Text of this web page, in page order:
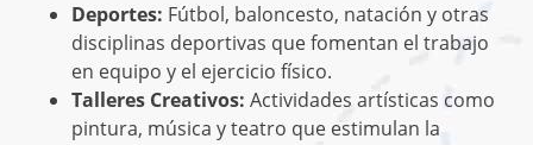
Deportes: Fútbol, baloncesto, natación y otras
disciplinas deportivas que fomentan el trabajo
en equipo y el ejercicio físico.
Talleres Creativos: Actividades artísticas como
pintura, música y teatro que estimulan la